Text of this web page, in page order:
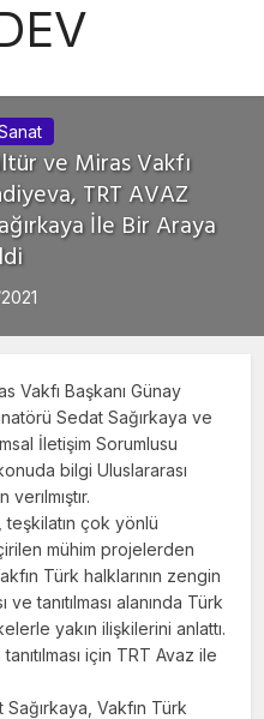
ve Miras Vakfı
TRT AVAZ
İle Bir Araya
Vakfı Başkanı Günay
Sedat Sağırkaya ve
İletişim Sorumlusu
bilgi Uluslararası
çok yönlü
mühim projelerden
Türk halklarının zengin
tanıtılması alanında Türk
yakın ilişkilerini anlattı.
için TRT Avaz ile
Vakfın Türk